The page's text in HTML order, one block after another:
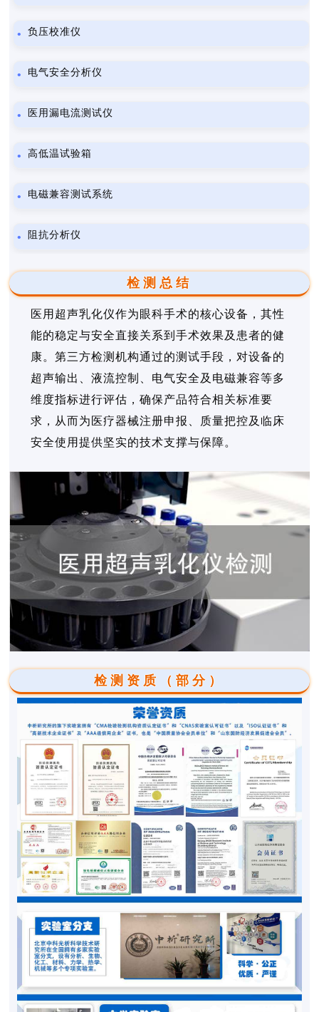
负压校准仪
电气安全分析仪
医用漏电流测试仪
高低温试验箱
电磁兼容测试系统
阻抗分析仪
检测总结
医用超声乳化仪作为眼科手术的核心设备，其性
能的稳定与安全直接关系到手术效果及患者的健
康。第三方检测机构通过的测试手段，对设备的
超声输出、液流控制、电气安全及电磁兼容等多
维度指标进行评估，确保产品符合相关标准要
求，从而为医疗器械注册申报、质量把控及临床
安全使用提供坚实的技术支撑与保障。
检测资质（部分）